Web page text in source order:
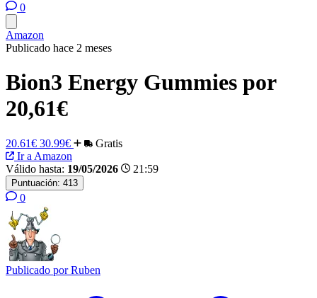
0
Amazon
Publicado hace 2 meses
Bion3 Energy Gummies por
20,61€
20.61€ 30.99€
Gratis
Ir a Amazon
Válido hasta: 19/05/2026 21:59
Puntuación: 413
0
Publicado porRuben